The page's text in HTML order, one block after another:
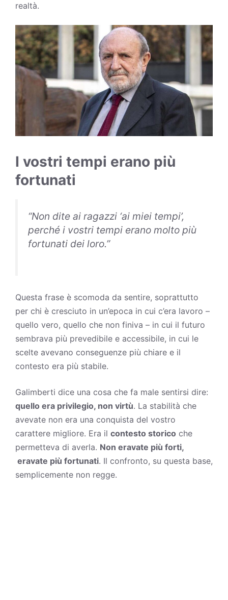
realtà.
I vostri tempi erano più
fortunati
“Non dite ai ragazzi ‘ai miei tempi’,
perché i vostri tempi erano molto più
fortunati dei loro.”
Questa frase è scomoda da sentire, soprattutto
per chi è cresciuto in un’epoca in cui c’era lavoro –
quello vero, quello che non finiva – in cui il futuro
sembrava più prevedibile e accessibile, in cui le
scelte avevano conseguenze più chiare e il
contesto era più stabile.
Galimberti dice una cosa che fa male sentirsi dire:
quello era privilegio, non virtù. La stabilità che
avevate non era una conquista del vostro
carattere migliore. Era il contesto storico che
permetteva di averla. Non eravate più forti,
eravate più fortunati. Il confronto, su questa base,
semplicemente non regge.